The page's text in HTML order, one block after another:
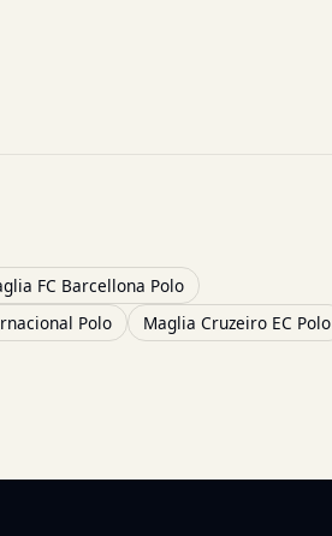
FC Barcellona Polo
Polo
Maglia Cruzeiro EC Polo